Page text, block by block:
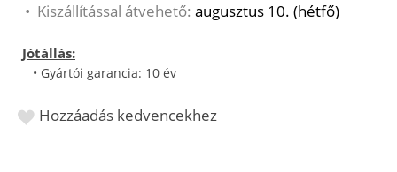
• Kiszállítással átvehető: augusztus 10. (hétfő)
Jótállás:
• Gyártói garancia: 10 év
Hozzáadás kedvencekhez